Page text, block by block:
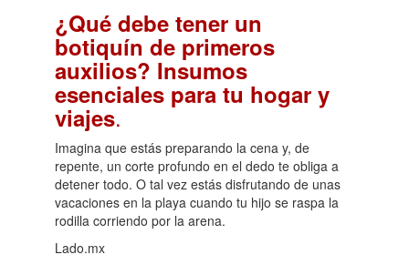
¿Qué debe tener un
botiquín de primeros
auxilios? Insumos
esenciales para tu hogar y
viajes.
Imagina que estás preparando la cena y, de
repente, un corte profundo en el dedo te obliga a
detener todo. O tal vez estás disfrutando de unas
vacaciones en la playa cuando tu hijo se raspa la
rodilla corriendo por la arena.
Lado.mx